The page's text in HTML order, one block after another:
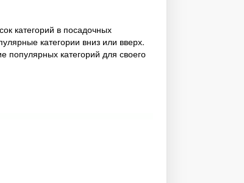
категорий в посадочных
категории вниз или вверх.
популярных категорий для своего